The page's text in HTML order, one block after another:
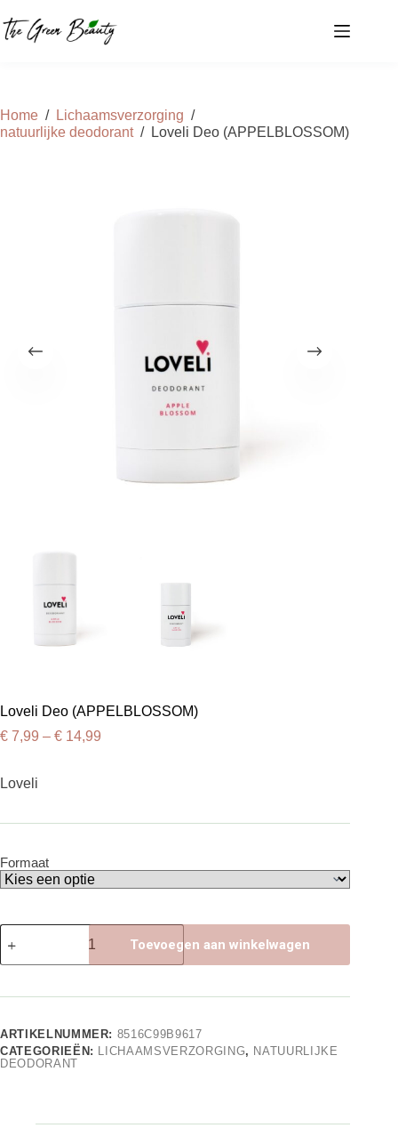
naar
de
Home / Lichaamsverzorging /
natuurlijke deodorant / Loveli Deo (APPELBLOSSOM)
Loveli Deo (APPELBLOSSOM)
€ 7,99 – € 14,99
Loveli
Formaat
Loveli
Deo
(APPELBLOSSOM)
Toevoegen aan winkelwagen
ARTIKELNUMMER: 8516C99B9617
CATEGORIEËN: LICHAAMSVERZORGING, NATUURLIJKE
DEODORANT